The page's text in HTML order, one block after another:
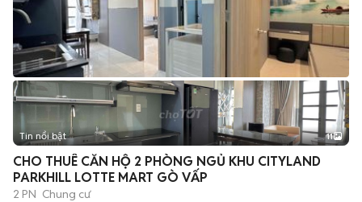
+2
Tin nổi bật 11
CHO THUÊ CĂN HỘ 2 PHÒNG NGỦ KHU CITYLAND
PARKHILL LOTTE MART GÒ VẤP
2 PN Chung cư